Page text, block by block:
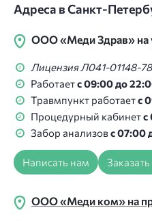
Адреса в Санкт-
ООО «Меди Здрав» на
Лицензия Л041-01148-
Работаетс 09:00 до
Травмпункт работаетс
Процедурный кабинетс
Забор анализовс 07:00
Написать нам
ООО «Меди ком» на